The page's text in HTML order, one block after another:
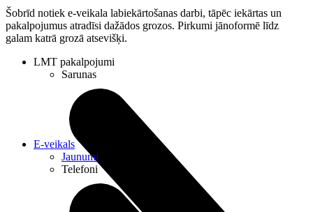
Šobrīd notiek e-veikala labiekārtošanas darbi, tāpēc iekārtas un
pakalpojumus atradīsi dažādos grozos. Pirkumi jānoformē līdz
galam katrā grozā atsevišķi.
LMT pakalpojumi
Sarunas
E-veikals
Jaunumi
Telefoni